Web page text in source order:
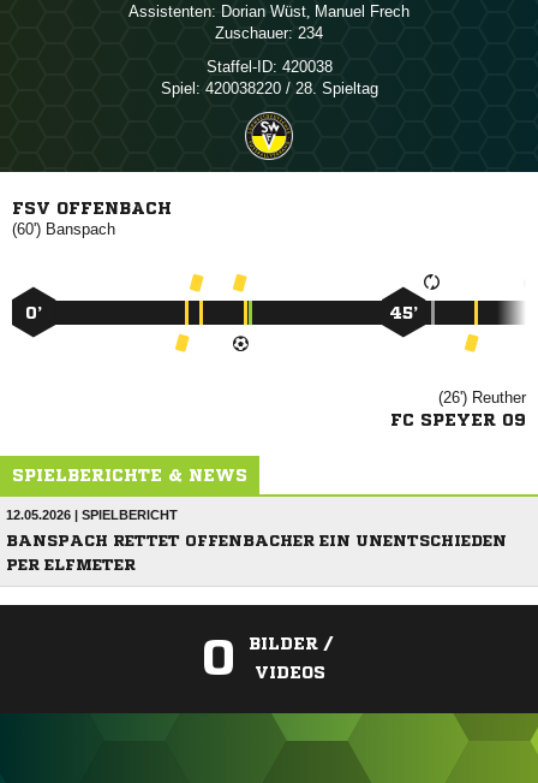
Assistenten:  ,  
Zuschauer: 234
Staffel-ID: 420038
Spiel: 420038220 / 28. Spieltag
FSV OFFENBACH
(60') 
0’ 45’
(26') 
FC SPEYER 09
SPIELBERICHTE & NEWS
12.05.2026 | SPIELBERICHT
BANSPACH RETTET OFFENBACHER EIN UNENTSCHIEDEN
PER ELFMETER
0
BILDER /
VIDEOS